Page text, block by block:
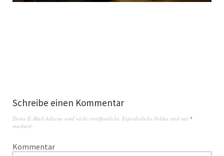
Schreibe einen Kommentar
Deine E-Mail-Adresse wird nicht veröffentlicht. Erforderliche Felder sind mit *
markiert
Kommentar